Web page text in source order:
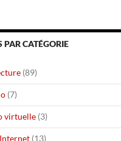
PAR CATÉGORIE
(89)
(7)
virtuelle (3)
(13)